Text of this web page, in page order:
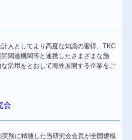
人としてより高度な知識の習得、TKC
関連機関等と連携したさまざまな施
活用をとおして海外展開する企業をご
会
務に精通した当研究会会員が全国規模